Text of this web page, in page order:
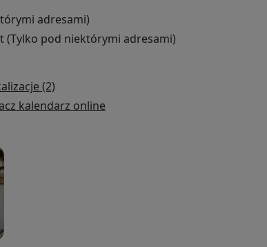
adresami)
(Tylko pod niektórymi adresami)
(2)
kalendarz online